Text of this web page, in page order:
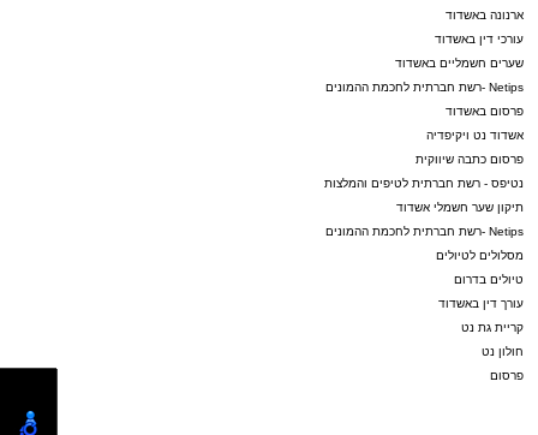
ארנונה באשדוד
עורכי דין באשדוד
שערים חשמליים באשדוד
Netips -רשת חברתית לחכמת ההמונים
פרסום באשדוד
אשדוד נט ויקיפדיה
פרסום כתבה שיווקית
נטיפס - רשת חברתית לטיפים והמלצות
תיקון שער חשמלי אשדוד
Netips -רשת חברתית לחכמת ההמונים
מסלולים לטיולים
טיולים בדרום
עורך דין באשדוד
קריית גת נט
חולון נט
פרסום